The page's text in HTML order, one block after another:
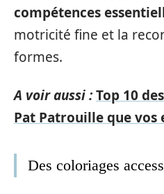
compétences
motricité fine et la
formes.
A voir aussi :Top 10
Pat Patrouille que
Des coloriages